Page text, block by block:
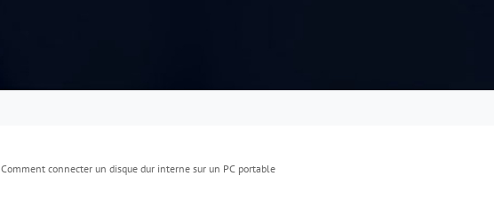
Comment connecter un disque dur interne sur un PC portable